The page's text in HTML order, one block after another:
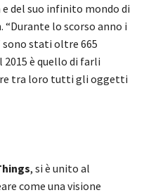
del suo infinito mondo di
“Durante lo scorso anno i
stati oltre 665
è quello di farli
tra loro tutti gli oggetti
, si è unito al
come una visione